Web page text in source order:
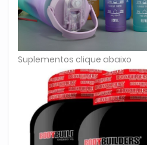
Suplementos clique abaixo